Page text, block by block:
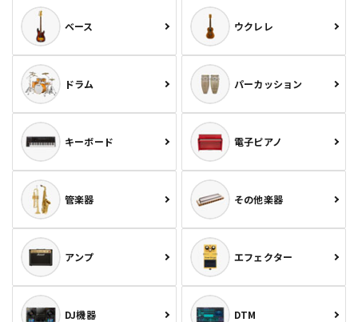
ベース ウクレレ
ドラム パーカッション
キーボード 電子ピアノ
管楽器 その他楽器
アンプ エフェクター
DJ機器 DTM